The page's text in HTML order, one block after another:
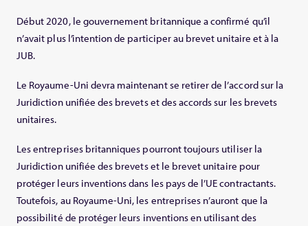
Début 2020, le gouvernement britannique a confirmé qu’il
n’avait plus l’intention de participer au brevet unitaire et à la
JUB.
Le Royaume-Uni devra maintenant se retirer de l’accord sur la
Juridiction unifiée des brevets et des accords sur les brevets
unitaires.
Les entreprises britanniques pourront toujours utiliser la
Juridiction unifiée des brevets et le brevet unitaire pour
protéger leurs inventions dans les pays de l’UE contractants.
Toutefois, au Royaume-Uni, les entreprises n’auront que la
possibilité de protéger leurs inventions en utilisant des